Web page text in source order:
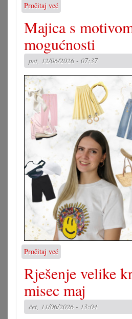
Pročitaj već
Igrokaz
»Soboslikar«
u
Koljnofu
Majica s
mogućnosti
pet, 12/06/2026 - 07:37
Pročitaj već
Majica
s
motivom,
brojne
mogućnosti
Rješenje velike
misec maj
čet, 11/06/2026 - 13:04